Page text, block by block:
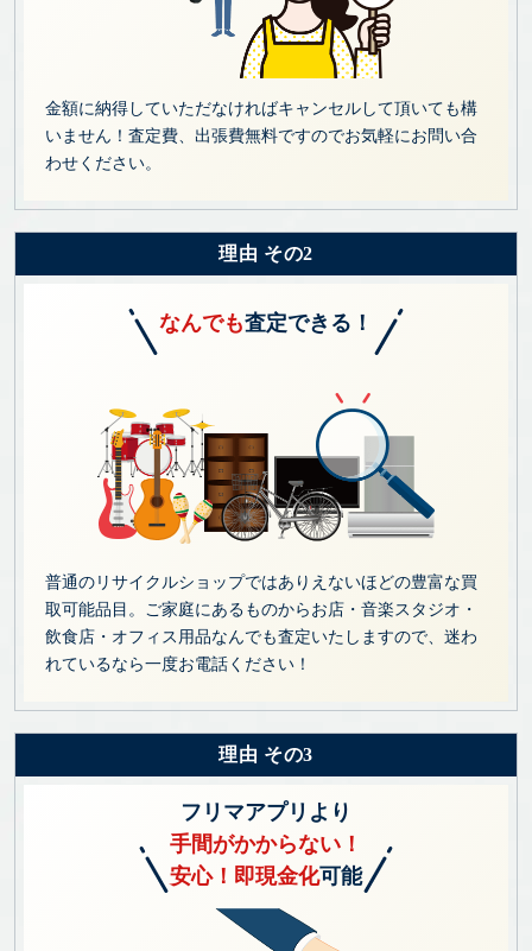
金額に納得していただなければキャンセルして頂いても構
いません！査定費、出張費無料ですのでお気軽にお問い合
わせください。
理由 その2
なんでも査定できる！
普通のリサイクルショップではありえないほどの豊富な買
取可能品目。ご家庭にあるものからお店・音楽スタジオ・
飲食店・オフィス用品なんでも査定いたしますので、迷わ
れているなら一度お電話ください！
理由 その3
フリマアプリより
手間がかからない！
安心！即現金化可能